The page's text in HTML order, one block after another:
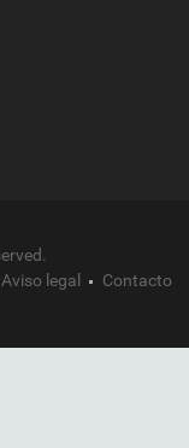
Aviso legal Contacto